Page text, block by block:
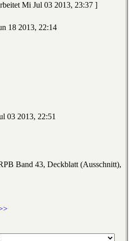
Mi Jul 03 2013, 23:37 ]
18 2013, 22:14
03 2013, 22:51
Band 43, Deckblatt (Ausschnitt),